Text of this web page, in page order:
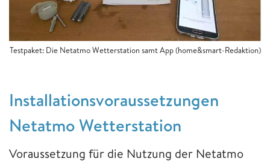
Testpaket: Die Netatmo Wetterstation samt App (home&smart-Redaktion)
Installationsvoraussetzungen
Netatmo Wetterstation
Voraussetzung für die Nutzung der Netatmo